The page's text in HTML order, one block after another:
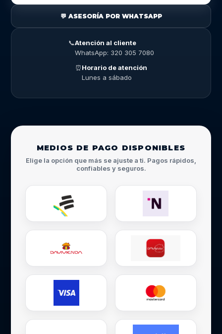
💬 ASESORÍA POR WHATSAPP
📞Atención al cliente
WhatsApp: 320 305 7080
⏰Horario de atención
Lunes a sábado
MEDIOS DE PAGO DISPONIBLES
Elige la opción que más se ajuste a ti. Pagos rápidos,
confiables y seguros.